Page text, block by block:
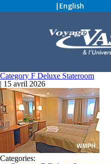
| English
Category F Deluxe Stateroom
| 15 avril 2026
Categories: